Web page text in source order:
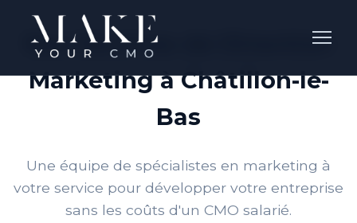
Nos Services de Direction
Marketing à Châtillon-le-
Bas
Une équipe de spécialistes en marketing à
votre service pour développer votre entreprise
sans les coûts d'un CMO salarié.